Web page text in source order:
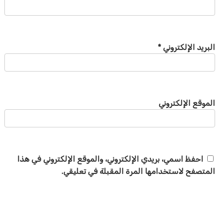
البريد الإلكتروني *
الموقع الإلكتروني
احفظ اسمي، بريدي الإلكتروني، والموقع الإلكتروني في هذا
المتصفح لاستخدامها المرة المقبلة في تعليقي.